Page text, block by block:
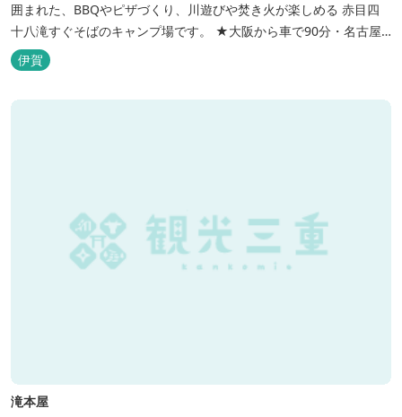
囲まれた、BBQやピザづくり、川遊びや焚き火が楽しめる 赤目四
十八滝すぐそばのキャンプ場です。 ★大阪から車で90分・名古屋
から120分の好アクセス！ ★専用テラス付きバンガローでは、BBQ
をしながら子どもが川遊びをしているのが見れる！ ★Wi-Fiがつな
がります！ ★日帰りBBQや大人数での研修も...
伊賀
滝本屋